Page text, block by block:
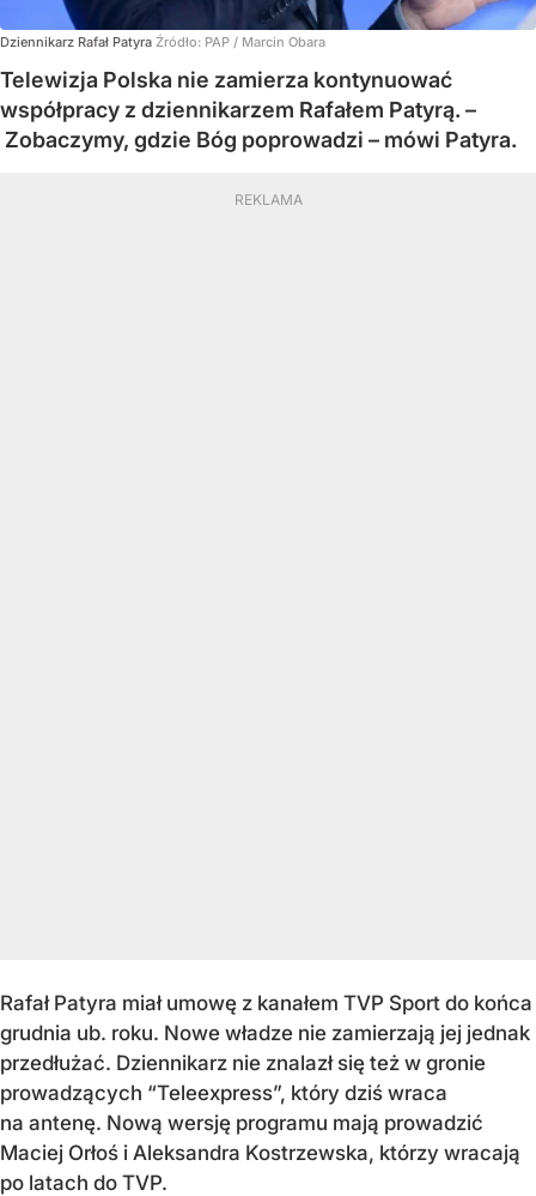
Dziennikarz Rafał Patyra Źródło: PAP / Marcin Obara
Telewizja Polska nie zamierza kontynuować
współpracy z dziennikarzem Rafałem Patyrą. –
Zobaczymy, gdzie Bóg poprowadzi – mówi Patyra.
Rafał Patyra miał umowę z kanałem TVP Sport do końca
grudnia ub. roku. Nowe władze nie zamierzają jej jednak
przedłużać. Dziennikarz nie znalazł się też w gronie
prowadzących “Teleexpress”, który dziś wraca
na antenę. Nową wersję programu mają prowadzić
Maciej Orłoś i Aleksandra Kostrzewska, którzy wracają
po latach do TVP.